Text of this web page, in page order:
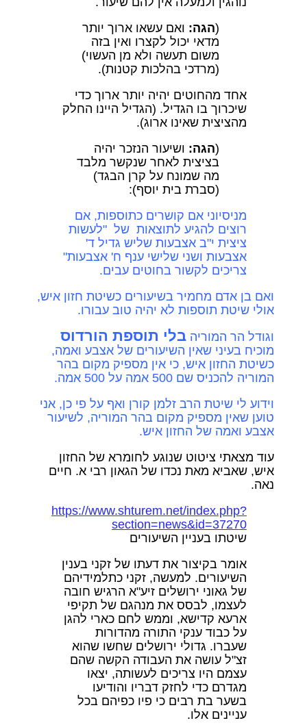
הגה:ואם עשאו ארוך יותר
מדאי יכול לקצרו ואין בזה
משום תעשה ולא מן העשוי)
(מרדכי בהלכות קטנות).
אחד מהחוטים יהיה יותר ארוך כדי
שיכרוך בו הגדיל. (הגדיל היינו החלק
מהציצית שאינו ארוג).
הגה:ושיעור הנזכר יהיה
בציצית לאחר שנקשר מלבד
מה שמונח על קרן הבגד)
(סברת בית יוסף):
מניסיוני אם קושרים כתוספות, אם
רוצים להגיע לתוצאות של "לעשות
ציצית י"ב אצבעות שליש גדיל ד'
אצבעות ושני שלישי ענף ח' אצבעות"
צריכים לקשור בחוטים עבים.
ואם בן אדם מחמיר בשיעורים כשיטת חזון איש,
אולי שיטת תוספות לא יהיה טוב עבורו.
וגודל הר המוריהבלי תוספת הורדוס
מוכיח בעיני שאין השיעורים של אצבע ואמה,
כשיטת החזון איש, כי אין מספיק מקום בהר
המוריה להכניס שם 500 אמה על 500 אמה.
וידוע לי שיטת הרב זלמן קורן ואף על פי כן, אני
טוען שאין מספיק מקום בהר המוריה, לשיעור
אצבע ואמה של החזון איש.
עוד מצאתי ציטוט שנוגע לחומרא של החזון
איש, שאביא מאת נכדו של הגאון רבי א. חיים
https://www.shturem.net/index.php?
section=news&id=37270
שיטתו בעניין השיעורים
אומר בקיצור את דעתו של זקני בענין
השיעורים. למעשה, זקני כתלמידיהם
של גאוני ירושלים זיע"א הרגיש חובה
לעצמו, לבסס את מנהגם של תקיפי
ארעא קדישא, וממש לחם כארי להגן
על כבוד ענקי התורה מהדורות
שעברו. גדולי ירושלים שחשו שהוא
זצ"ל עושה את העבודה הקשה שהם
עצמם היו צריכים לעשותה, יצאו
מגדרם כדי לחזק דבריו והודיעו
בשער בת רבים כי פיו כפיהם בכל
עניינים אלו.